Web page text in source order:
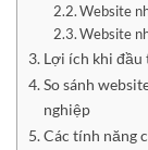
Website
Website
Lợi ích khi đầu
So sánh
nghiệp
Các tính năng